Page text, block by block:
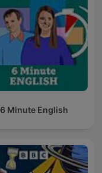
6 Minute English